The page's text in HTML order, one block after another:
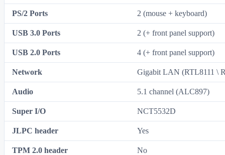
PS/2 Ports 2 (mouse + keyboard)
USB 3.0 Ports 2 (+ front panel support)
USB 2.0 Ports 4 (+ front panel support)
Network Gigabit LAN (RTL8111 \
Audio 5.1 channel (ALC897)
Super I/O NCT5532D
JLPC header Yes
TPM 2.0 header No